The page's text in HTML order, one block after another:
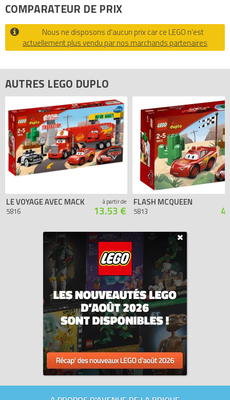
COMPARATEUR DE PRIX
Nous ne disposons d'aucun prix car ce LEGO n'est
actuellement plus vendu par nos marchands partenaires
AUTRES LEGO DUPLO
LE VOYAGE AVEC MACK
5816
à partir de
13.53 €
FLASH MCQUEEN
5813